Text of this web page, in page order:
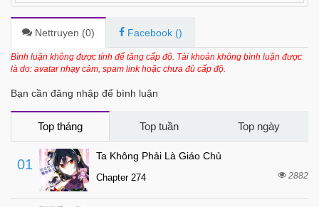
Chapter 116 7 tháng trước
Chapter 115 7 tháng trước
Chapter 114 7 tháng trước
7 tháng trước
Chapter 112
Chapter 111 7 tháng trước
Chapter 110
Chapter 109
Chapter 108
Nettruyen (0) Facebook ()
Bình luận không được tính để tăng cấp độ. Tài khoản không bình luận được
là do: avatar nhạy cảm, spam link hoặc chưa đủ cấp độ.
Bạn cần đăng nhập để bình luận
Top tháng Top tuần Top ngày
01
Ta Không Phải Là Giáo Chủ
Chapter 274 2882